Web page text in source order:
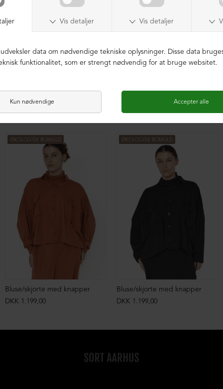
DKK 1.599,00
ØKOLOGISK BOMULD
Bluse/skjorte med knapper
DKK 1.199,00
ØKOLOGISK BOMULD
Bluse/skjorte med knapper
DKK 1.199,00